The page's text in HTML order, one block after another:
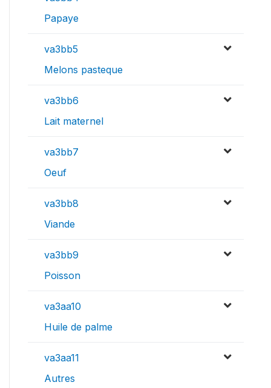
Papaye
va3bb5
Melons pasteque
va3bb6
Lait maternel
va3bb7
Oeuf
va3bb8
Viande
va3bb9
Poisson
va3aa10
Huile de palme
va3aa11
Autres